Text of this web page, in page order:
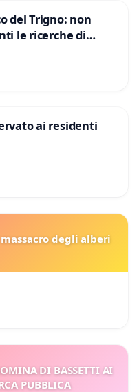
del Trigno: non
le ricerche di
ai residenti
degli alberi
DI BASSETTI AI
PUBBLICA